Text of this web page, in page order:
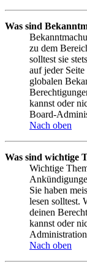
Was sind
zu dem
solltest sie
auf jeder
globalen
kannst oder
Board-
Nach oben
Was sind wichtige
Wichtige
Sie haben
lesen solltest.
deinen
kannst oder
Nach oben